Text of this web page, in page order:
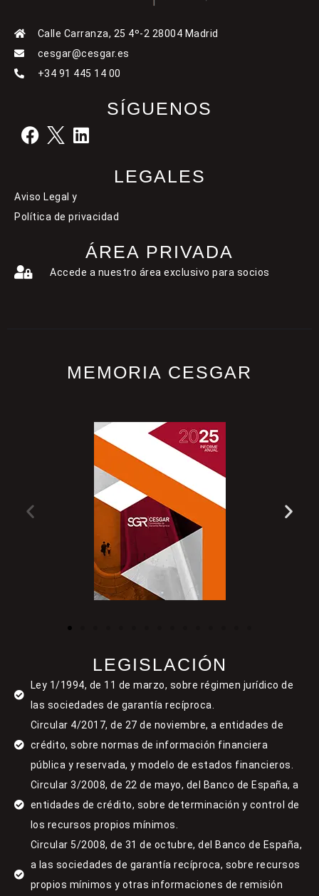
Calle Carranza, 25 4º-2 28004 Madrid
cesgar@cesgar.es
+34 91 445 14 00
SÍGUENOS
LEGALES
Aviso Legal y
Política de privacidad
ÁREA PRIVADA
Accede a nuestro área exclusivo para socios
MEMORIA CESGAR
LEGISLACIÓN
Ley 1/1994, de 11 de marzo, sobre régimen jurídico de
las sociedades de garantía recíproca.
Circular 4/2017, de 27 de noviembre, a entidades de
crédito, sobre normas de información financiera
pública y reservada, y modelo de estados financieros.
Circular 3/2008, de 22 de mayo, del Banco de España, a
entidades de crédito, sobre determinación y control de
los recursos propios mínimos.
Circular 5/2008, de 31 de octubre, del Banco de España,
a las sociedades de garantía recíproca, sobre recursos
propios mínimos y otras informaciones de remisión